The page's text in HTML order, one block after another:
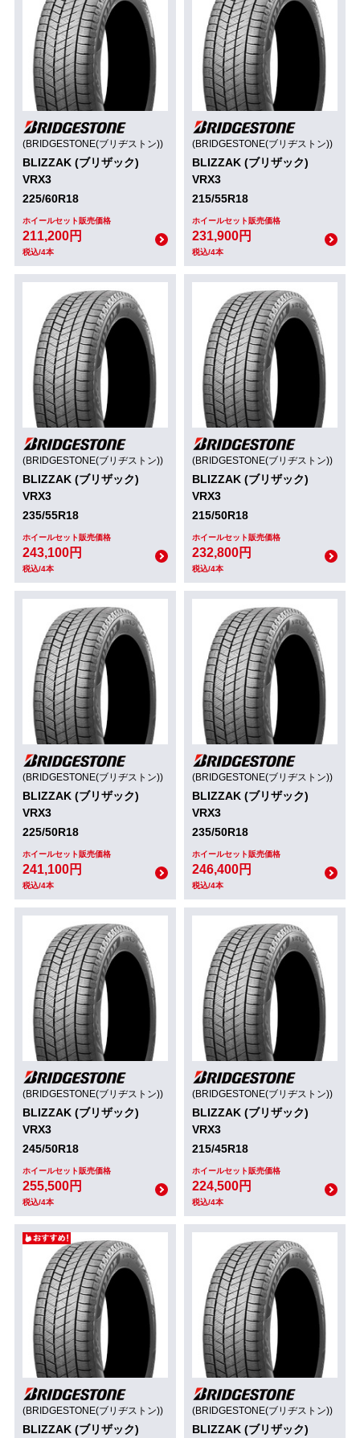
(BRIDGESTONE(ブリヂストン))
BLIZZAK (ブリザック)
VRX3
225/60R18
ホイールセット販売価格
211,200円
税込/4本
(BRIDGESTONE(ブリヂストン))
BLIZZAK (ブリザック)
VRX3
215/55R18
ホイールセット販売価格
231,900円
税込/4本
(BRIDGESTONE(ブリヂストン))
BLIZZAK (ブリザック)
VRX3
235/55R18
ホイールセット販売価格
243,100円
税込/4本
(BRIDGESTONE(ブリヂストン))
BLIZZAK (ブリザック)
VRX3
215/50R18
ホイールセット販売価格
232,800円
税込/4本
(BRIDGESTONE(ブリヂストン))
BLIZZAK (ブリザック)
VRX3
225/50R18
ホイールセット販売価格
241,100円
税込/4本
(BRIDGESTONE(ブリヂストン))
BLIZZAK (ブリザック)
VRX3
235/50R18
ホイールセット販売価格
246,400円
税込/4本
(BRIDGESTONE(ブリヂストン))
BLIZZAK (ブリザック)
VRX3
245/50R18
ホイールセット販売価格
255,500円
税込/4本
(BRIDGESTONE(ブリヂストン))
BLIZZAK (ブリザック)
VRX3
215/45R18
ホイールセット販売価格
224,500円
税込/4本
(BRIDGESTONE(ブリヂストン))
BLIZZAK (ブリザック)
(BRIDGESTONE(ブリヂストン))
BLIZZAK (ブリザック)